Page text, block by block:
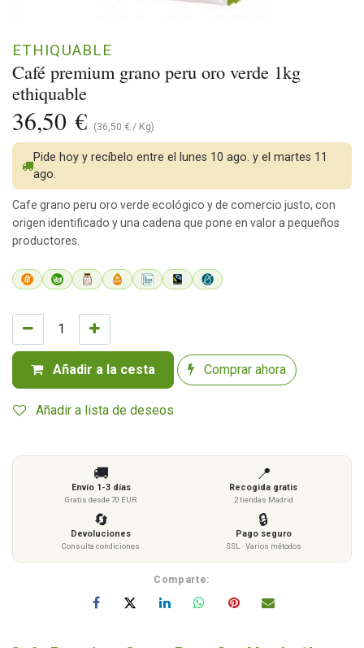
Café premium grano peru oro verde 1kg
ethiquable
ETHIQUABLE
36,50 € (36,50 € / Kg)
Añadir a la cesta Comprar ahora
Añadir a lista de deseos
Pide hoy y recíbelo entre el lunes 10 ago. y el martes 11
ago.
Cafe grano peru oro verde ecológico y de comercio justo, con
origen identificado y una cadena que pone en valor a pequeños
productores.
🚚
Envío 1-3 días
Gratis desde 70 EUR
📍
Recogida gratis
2 tiendas Madrid
🔄
Devoluciones
Consulta condiciones
🔒
Pago seguro
SSL · Varios métodos
Comparte: